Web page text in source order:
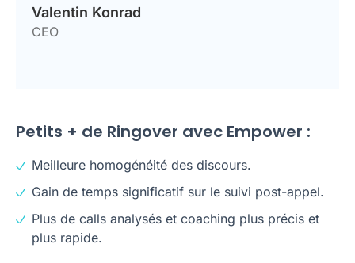
Valentin Konrad
CEO
Petits + de Ringover avec Empower :
Meilleure homogénéité des discours.
Gain de temps significatif sur le suivi post-appel.
Plus de calls analysés et coaching plus précis et
plus rapide.